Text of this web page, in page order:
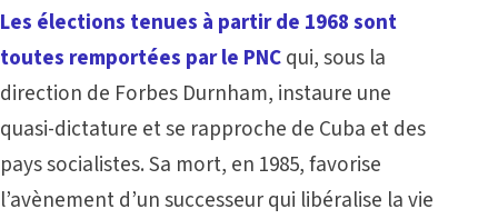
Les élections tenues à partir de 1968 sont
toutes remportées par le PNCqui, sous la
direction de Forbes Durnham, instaure une
quasi-dictature et se rapproche de Cuba et des
pays socialistes. Sa mort, en 1985, favorise
l’avènement d’un successeur qui libéralise la vie